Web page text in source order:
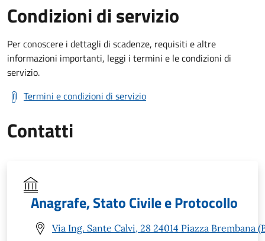
Condizioni di servizio
Per conoscere i dettagli di scadenze, requisiti e altre
informazioni importanti, leggi i termini e le condizioni di
servizio.
Termini e condizioni di servizio
Contatti
Anagrafe, Stato Civile e Protocollo
Via Ing. Sante Calvi, 28 24014 Piazza Brembana